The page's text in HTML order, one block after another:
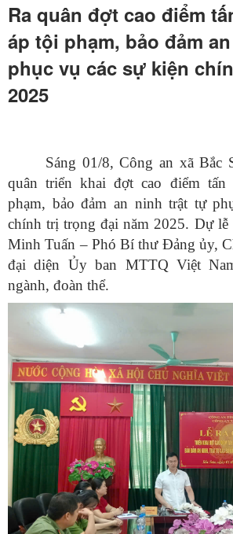
Ra quân đợt cao điểm
áp tội phạm, bảo đảm
phục vụ các sự kiện
2025
Sáng 01/8, Công an xã Bắc
quân triển khai đợt cao điểm
phạm, bảo đảm an ninh trật tự
chính trị trọng đại năm 2025. Dự
Minh Tuấn – Phó Bí thư Đảng ủy,
đại diện Ủy ban MTTQ Việt
ngành, đoàn thể.